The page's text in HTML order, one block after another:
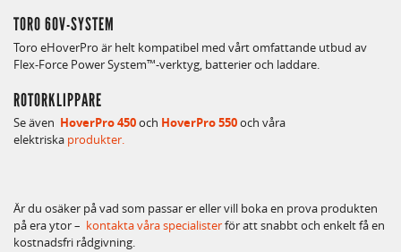
TORO 60V-SYSTEM
Toro eHoverPro är helt kompatibel med vårt omfattande utbud av
Flex-Force Power System™-verktyg, batterier och laddare.
ROTORKLIPPARE
Se även HoverPro 450och HoverPro 550och våra
elektriska produkter.
Är du osäker på vad som passar er eller vill boka en prova produkten
på era ytor – kontakta våra specialisterför att snabbt och enkelt få en
kostnadsfri rådgivning.